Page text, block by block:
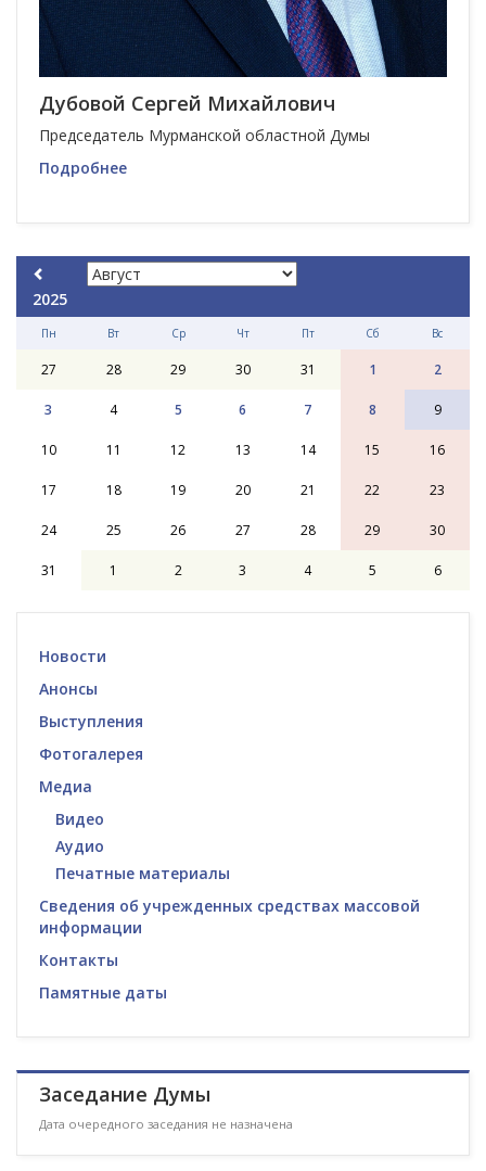
Дубовой Сергей Михайлович
Председатель Мурманской областной Думы
Подробнее
2025
Пн Вт Ср Чт Пт Сб Вс
27 28 29 30 31 1 2
3 4 5 6 7 8 9
10 11 12 13 14 15 16
17 18 19 20 21 22 23
24 25 26 27 28 29 30
31 1 2 3 4 5 6
Новости
Анонсы
Выступления
Фотогалерея
Медиа
Видео
Аудио
Печатные материалы
Сведения об учрежденных средствах массовой
информации
Контакты
Памятные даты
Заседание Думы
Дата очередного заседания не назначена